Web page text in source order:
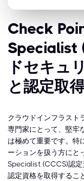
Check
Specialist
ドセキュ
と認定取
クラウドインフラスト
専門家にとって、堅牢
は極めて重要です。特
ーションを扱う方に
Specialist (CCCS)認
認定資格を取得するこ